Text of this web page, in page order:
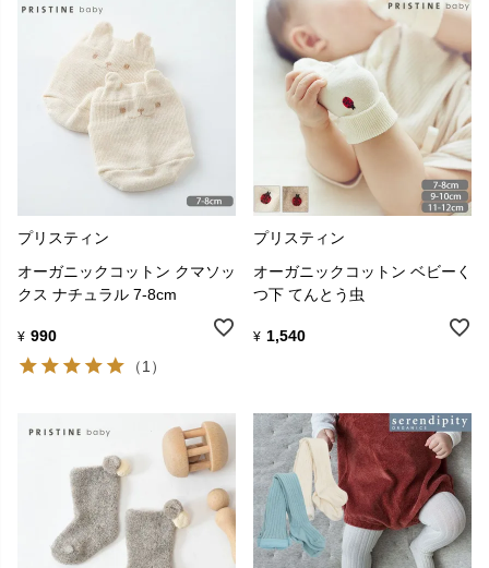
プリスティン
オーガニックコットン クマソッ
クス ナチュラル 7-8cm
¥ 990
（1）
プリスティン
オーガニックコットン ベビーく
つ下 てんとう虫
¥ 1,540